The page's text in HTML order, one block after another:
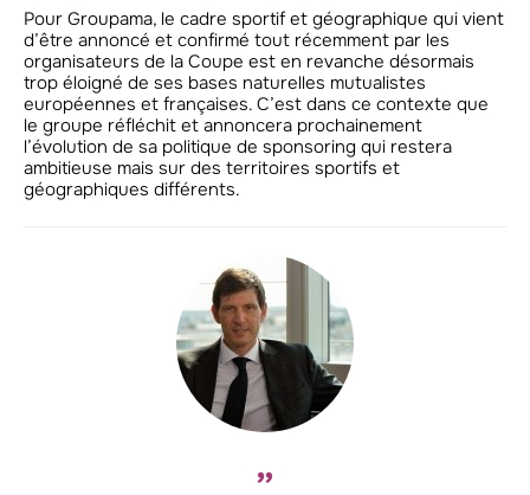
Pour Groupama, le cadre sportif et géographique qui vient
d’être annoncé et confirmé tout récemment par les
organisateurs de la Coupe est en revanche désormais
trop éloigné de ses bases naturelles mutualistes
européennes et françaises. C’est dans ce contexte que
le groupe réfléchit et annoncera prochainement
l’évolution de sa politique de sponsoring qui restera
ambitieuse mais sur des territoires sportifs et
géographiques différents.